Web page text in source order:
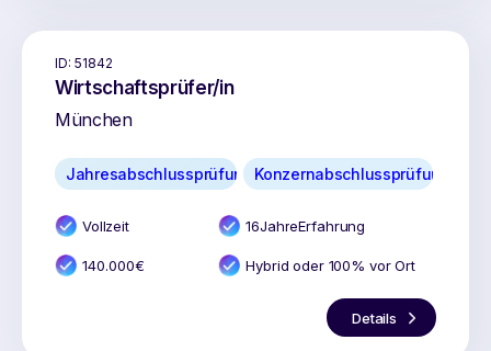
ID: 51842
Wirtschaftsprüfer/in
München
Jahresabschlussprüfung Konzernabschlussprüfung
Vollzeit 16JahreErfahrung
140.000€ Hybrid oder 100% vor Ort
Details